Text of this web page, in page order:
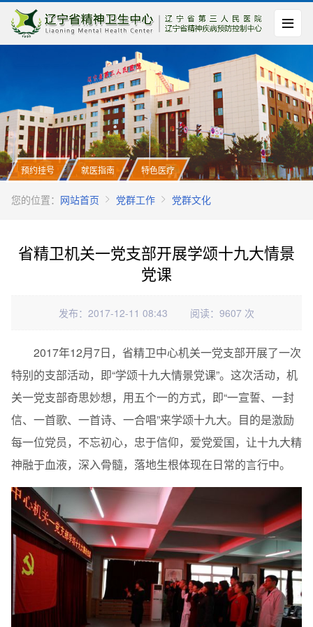
预约挂号 就医指南 特色医疗
您的位置： 网站首页 党群工作 党群文化
省精卫机关一党支部开展学颂十九大情景
党课
发布：2017-12-11 08:43 阅读：9607 次
2017年12月7日，省精卫中心机关一党支部开展了一次
特别的支部活动，即“学颂十九大情景党课”。这次活动，机
关一党支部奇思妙想，用五个一的方式，即“一宣誓、一封
信、一首歌、一首诗、一合唱”来学颂十九大。目的是激励
每一位党员，不忘初心，忠于信仰，爱党爱国，让十九大精
神融于血液，深入骨髓，落地生根体现在日常的言行中。